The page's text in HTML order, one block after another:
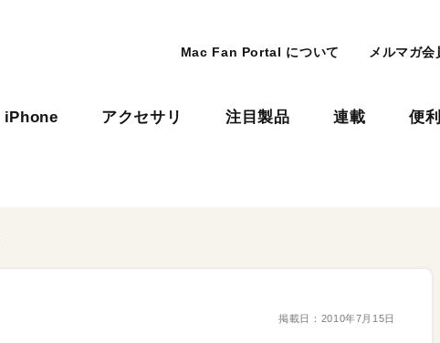
Mac Fan Portal について メルマガ会
iPhone アクセサリ 注目製品 連載 便
掲載日： 2010年7月15日